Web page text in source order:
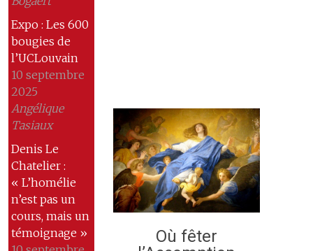
Expo : Les 600
bougies de
l’UCLouvain
10 septembre
2025
Angélique
Tasiaux
Denis Le
Chatelier :
« L’homélie
n’est pas un
cours, mais un
témoignage »
Où fêter